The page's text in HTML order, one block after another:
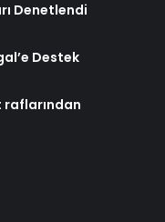
Denetlendi
Destek
raflarından